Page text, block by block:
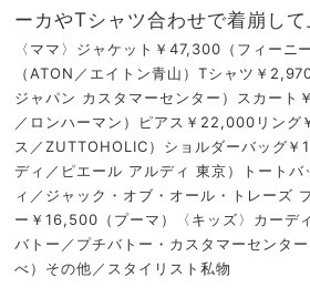
ーカやTシャツ合わせで着崩して
〈ママ〉ジャケット￥47,300（フィーニ
（ATON／エイトン青山）Tシャツ￥
ジャパン カスタマーセンター）スカート
／ロンハーマン）ピアス￥22,000リン
ス／ZUTTOHOLIC）ショルダーバッグ
ディ／ピエール アルディ 東京）トート
ィ／ジャック・オブ・オール・トレーズ
ー￥16,500（プーマ）〈キッズ〉カーデ
バトー／プチバトー・カスタマーセンタ
べ）その他／スタイリスト私物